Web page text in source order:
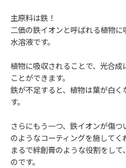
主原料は鉄！
二価の鉄イオンと呼ばれる植物
水溶液です。
植物に吸収されることで、光合
ことができます。
鉄が不足すると、植物は葉が白
す。
さらにもう一つ、鉄イオンが傷
のようなコーティングを施してく
まるで絆創膏のような役割をし
のです。